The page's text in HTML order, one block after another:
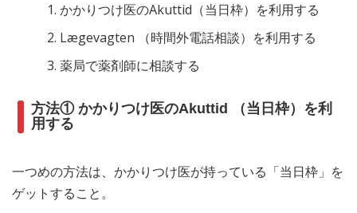
かかりつけ医のAkuttid（当日枠）を利用する
Lægevagten （時間外電話相談）を利用する
薬局で薬剤師に相談する
方法① かかりつけ医のAkuttid （当日枠）を利
用する
一つめの方法は、かかりつけ医が持っている「当日枠」を
ゲットすること。